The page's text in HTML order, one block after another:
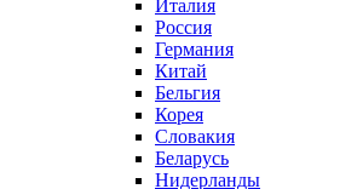
Италия
Россия
Германия
Китай
Бельгия
Корея
Словакия
Беларусь
Нидерланды